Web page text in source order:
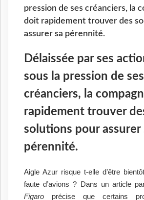
pression de ses créanciers, la
doit rapidement trouver des
assurer sa pérennité.
Délaissée par ses
sous la pression de ses
créanciers, la
rapidement trouver
solutions pour assurer
pérennité.
Aigle Azur risque t-elle d’être
faute d’avions ? Dans un article
Figaro précise que certains